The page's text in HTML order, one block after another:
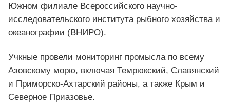
Южном филиале Всероссийского научно-
исследовательского института рыбного хозяйства и
океанографии (ВНИРО).
Учкные провели мониторинг промысла по всему
Азовскому морю, включая Темрюкский, Славянский
и Приморско-Ахтарский районы, а также Крым и
Северное Приазовье.